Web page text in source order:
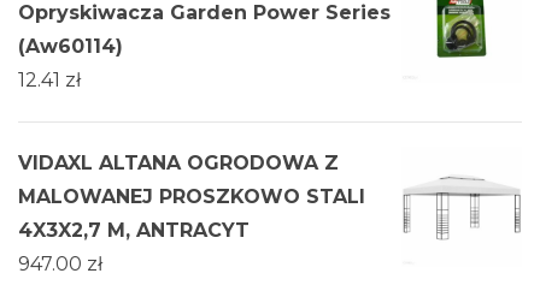
Opryskiwacza Garden Power Series
(Aw60114)
12.41 zł
VIDAXL ALTANA OGRODOWA Z
MALOWANEJ PROSZKOWO STALI
4X3X2,7 M, ANTRACYT
947.00 zł